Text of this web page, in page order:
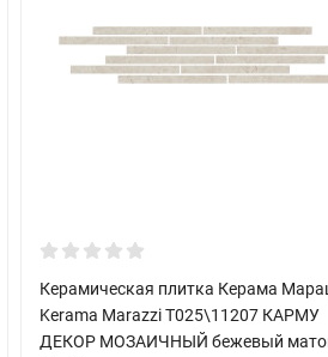
Керамическая плитка Керама
Kerama Marazzi T025\11207 КАРМУ
ДЕКОР МОЗАИЧНЫЙ бежевый